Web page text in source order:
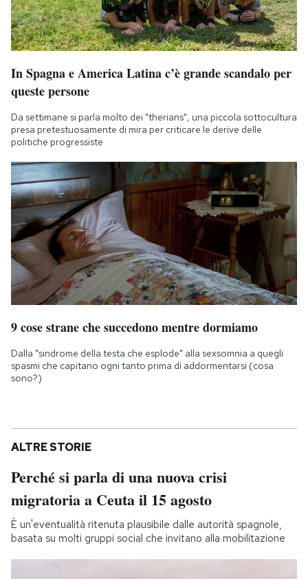
In Spagna e America Latina c’è grande scandalo per
queste persone
Da settimane si parla molto dei "therians", una piccola sottocultura
presa pretestuosamente di mira per criticare le derive delle
politiche progressiste
9 cose strane che succedono mentre dormiamo
Dalla "sindrome della testa che esplode" alla sexsomnia a quegli
spasmi che capitano ogni tanto prima di addormentarsi (cosa
sono?)
ALTRE STORIE
Perché si parla di una nuova crisi
migratoria a Ceuta il 15 agosto
È un'eventualità ritenuta plausibile dalle autorità spagnole,
basata su molti gruppi social che invitano alla mobilitazione